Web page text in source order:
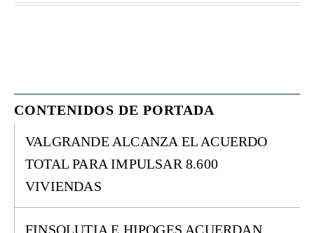
CONTENIDOS DE PORTADA
VALGRANDE ALCANZA EL ACUERDO
TOTAL PARA IMPULSAR 8.600
VIVIENDAS
FINSOLUTIA E HIPOGES ACUERDAN